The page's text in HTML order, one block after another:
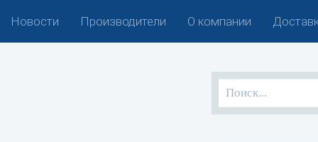
Новости Производители О компании